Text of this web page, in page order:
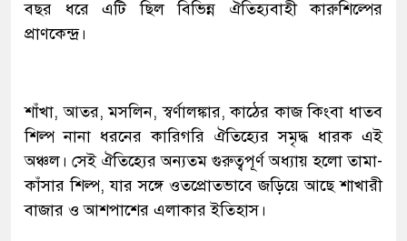
বছর ধরে এটি ছিল বিভিন্ন ঐতিহ্যবাহী কারুশিল্পের
প্রাণকেন্দ্র।
শাঁখা, আতর, মসলিন, স্বর্ণালঙ্কার, কাঠের কাজ কিংবা ধাতব
শিল্প নানা ধরনের কারিগরি ঐতিহ্যের সমৃদ্ধ ধারক এই
অঞ্চল। সেই ঐতিহ্যের অন্যতম গুরুত্বপূর্ণ অধ্যায় হলো তামা-
কাঁসার শিল্প, যার সঙ্গে ওতপ্রোতভাবে জড়িয়ে আছে শাখারী
বাজার ও আশপাশের এলাকার ইতিহাস।